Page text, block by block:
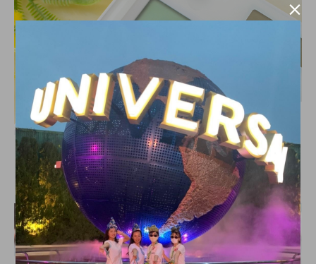
MEG’s DAYS
新生活特集！MEGは最初にかかるお金が節約でき
る♪
2022.08.29
